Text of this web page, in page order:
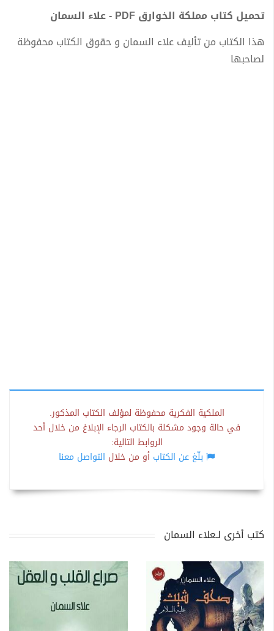
تحميل كتاب مملكة الخوارق PDF - علاء السمان
هذا الكتاب من تأليف علاء السمان و حقوق الكتاب محفوظة
لصاحبها
الملكية الفكرية محفوظة لمؤلف الكتاب المذكور.
في حالة وجود مشكلة بالكتاب الرجاء الإبلاغ من خلال أحد
الروابط التالية:
بلّغ عن الكتاب أو من خلال التواصل معنا
كتب أخرى لـعلاء السمان